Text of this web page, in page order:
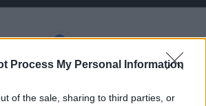
Process My Personal Information
of the sale, sharing to third parties, or